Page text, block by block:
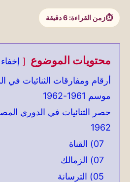
زمن القراءة: 6دقيقة
محتويات الموضوع
إخفاء
أرقام ومفارقات الثنائيات في
موسم 1961-1962
1962
07) القناة
07) الزمالك
05) الترسانة